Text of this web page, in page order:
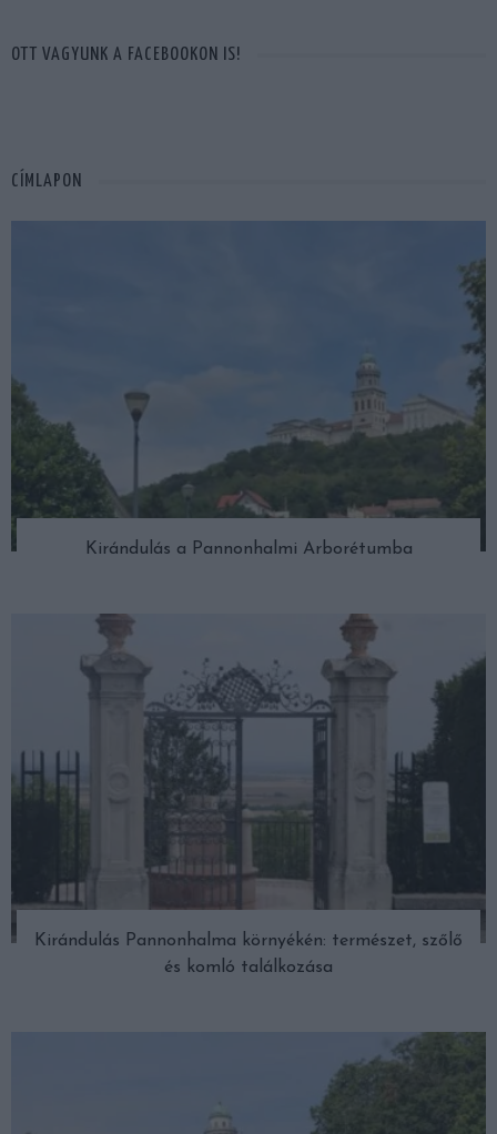
OTT VAGYUNK A FACEBOOKON IS!
CÍMLAPON
Kirándulás a Pannonhalmi Arborétumba
Kirándulás Pannonhalma környékén: természet, szőlő
és komló találkozása